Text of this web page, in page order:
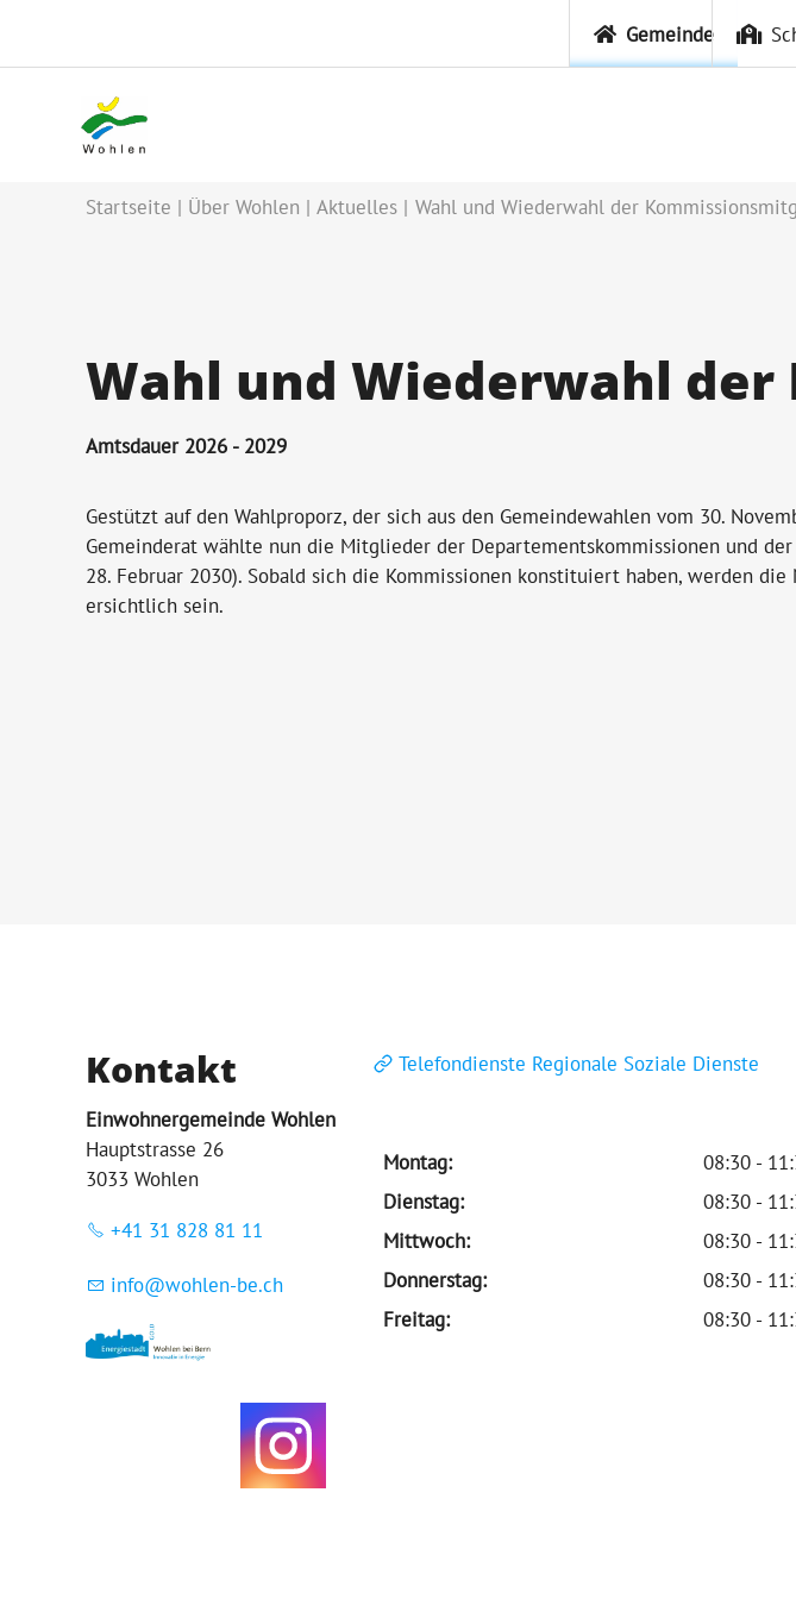
Gemeinde
Startseite Über Wohlen Aktuelles Wahl und Wiederwahl der
Wahl und Wiederwahl
Amtsdauer 2026 - 2029
Gestützt auf den Wahlproporz, der sich aus den Gemeindewahlen vom 30.
Gemeinderat wählte nun die Mitglieder der Departementskommissionen und
28. Februar 2030). Sobald sich die Kommissionen konstituiert haben, werden
ersichtlich sein.
Kontakt
Einwohnergemeinde Wohlen
Hauptstrasse 26
3033 Wohlen
+41 31 828 81 11
nf w hl n-b ch
Telefondienste Regionale Soziale Dienste
Montag:
08:30 -
Dienstag:
08:30 -
Mittwoch:
08:30 -
Donnerstag:
08:30 -
Freitag:
08:30 -